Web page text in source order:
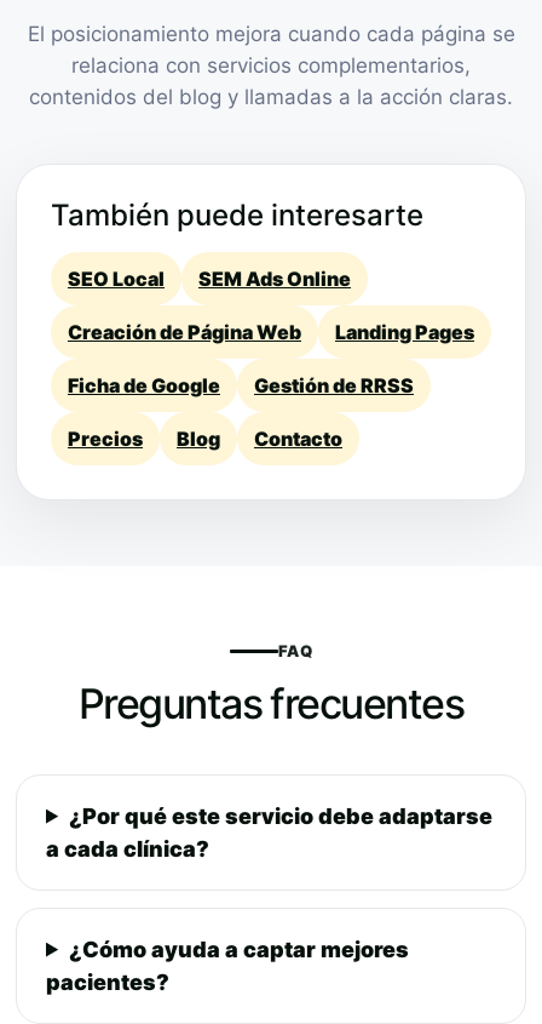
El posicionamiento mejora cuando cada página se
relaciona con servicios complementarios,
contenidos del blog y llamadas a la acción claras.
También puede interesarte
SEO Local SEM Ads Online
Creación de Página Web Landing Pages
Ficha de Google Gestión de RRSS
Precios Blog Contacto
FAQ
Preguntas frecuentes
¿Por qué este servicio debe adaptarse
a cada clínica?
¿Cómo ayuda a captar mejores
pacientes?